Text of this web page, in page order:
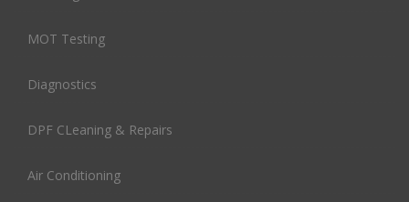
MOT Testing
Diagnostics
DPF CLeaning & Repairs
Air Conditioning